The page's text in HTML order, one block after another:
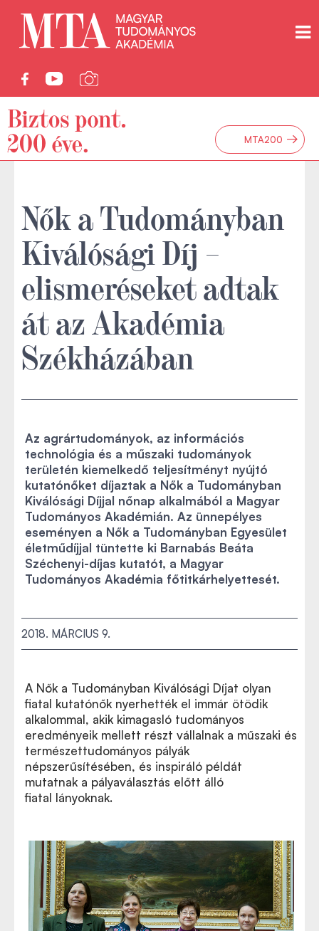
MTA200 →
Nők a Tudományban
Kiválósági Díj –
elismeréseket adtak
át az Akadémia
Székházában
Az agrártudományok, az információs
technológia és a műszaki tudományok
területén kiemelkedő teljesítményt nyújtó
kutatónőket díjaztak a Nők a Tudományban
Kiválósági Díjjal nőnap alkalmából a Magyar
Tudományos Akadémián. Az ünnepélyes
eseményen a Nők a Tudományban Egyesület
életműdíjjal tüntette ki Barnabás Beáta
Széchenyi-díjas kutatót, a Magyar
Tudományos Akadémia főtitkárhelyettesét.
2018. MÁRCIUS 9.
A Nők a Tudományban Kiválósági Díjat olyan
fiatal kutatónők nyerhették el immár ötödik
alkalommal, akik kimagasló tudományos
eredményeik mellett részt vállalnak a műszaki és
természettudományos pályák
népszerűsítésében, és inspiráló példát
mutatnak a pályaválasztás előtt álló
Az ünnepség pillanatai - képgaléria
fiatal lányoknak.